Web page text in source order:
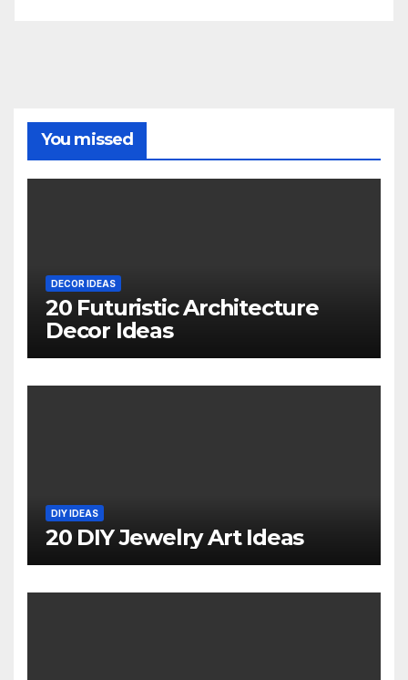
You missed
DECOR IDEAS
20 Futuristic Architecture
Decor Ideas
DIY IDEAS
20 DIY Jewelry Art Ideas